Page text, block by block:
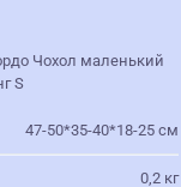
Чохол маленький
S
47-50*35-40*18-25 см
0,2 кг